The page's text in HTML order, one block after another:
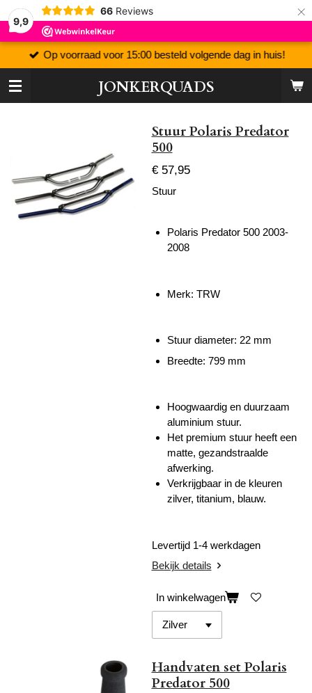
9,9
66 Reviews ×
JONKERQUADS
Op voorraad voor 15:00 besteld volgende dag in huis!
Stuur Polaris Predator
500
€ 57,95
Stuur
Polaris Predator 500 2003-
2008
Merk: TRW
Stuur diameter: 22 mm
Breedte: 799 mm
Hoogwaardig en duurzaam
aluminium stuur.
Het premium stuur heeft een
matte, gezandstraalde
afwerking.
Verkrijgbaar in de kleuren
zilver, titanium, blauw.
Levertijd 1-4 werkdagen
Bekijk details
In winkelwagen
Handvaten set Polaris
Predator 500